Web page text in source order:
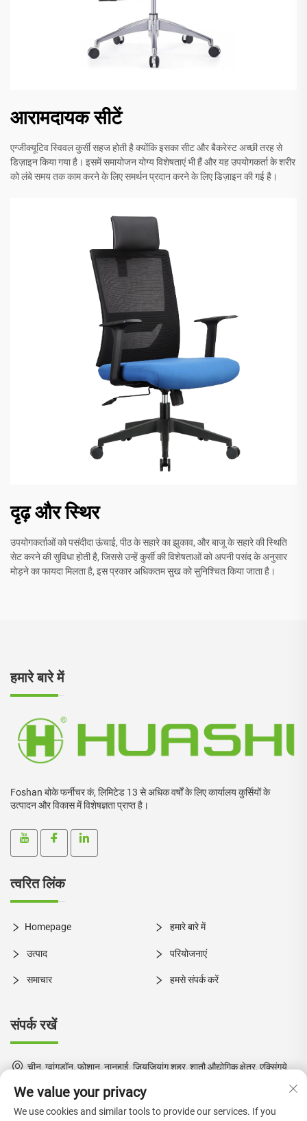
आरामदायक सीटें
एग्जीक्यूटिव स्विवल कुर्सी सहज होती है क्योंकि इसका सीट और बैकरेस्ट अच्छी तरह से
डिज़ाइन किया गया है। इसमें समायोजन योग्य विशेषताएं भी हैं और यह उपयोगकर्ता के शरीर
को लंबे समय तक काम करने के लिए समर्थन प्रदान करने के लिए डिज़ाइन की गई है।
दृढ़ और स्थिर
उपयोगकर्ताओं को पसंदीदा ऊंचाई, पीठ के सहारे का झुकाव, और बाजू के सहारे की स्थिति
सेट करने की सुविधा होती है, जिससे उन्हें कुर्सी की विशेषताओं को अपनी पसंद के अनुसार
मोड़ने का फायदा मिलता है, इस प्रकार अधिकतम सुख को सुनिश्चित किया जाता है।
हमारे बारे में
Foshan बोके फर्नीचर कं, लिमिटेड 13 से अधिक वर्षों के लिए कार्यालय कुर्सियों के
उत्पादन और विकास में विशेषज्ञता प्राप्त है।
त्वरित लिंक
Homepage हमारे बारे में
उत्पाद परियोजनाएं
समाचार हमसे संपर्क करें
संपर्क रखें
चीन, ग्वांगडॉन, फोशान, नानहाई, जियूजियांग शहर, शातौ औद्योगिक क्षेत्र, एक्सिंगये
+86-18924550960
We value your privacy
We use cookies and similar tools to provide our services. If you